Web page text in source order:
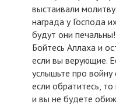
выстаивали
награда у Господа
будут они
Бойтесь Аллаха и
если вы верующие.
услышьте про войну
если обратитесь,
и вы не будете